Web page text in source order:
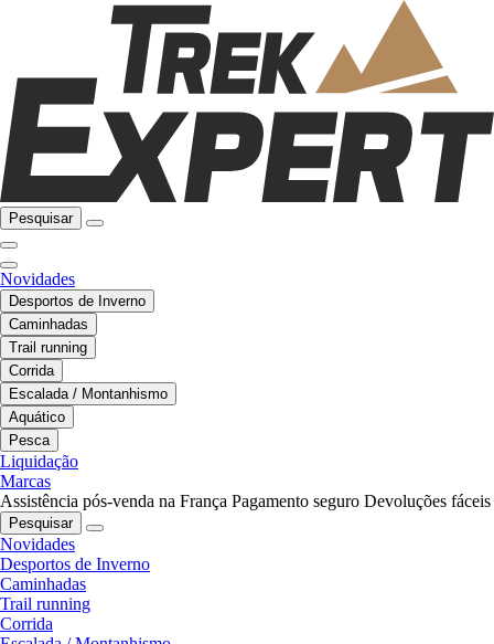
Pesquisar
Novidades
Desportos de Inverno
Caminhadas
Trail running
Corrida
Escalada / Montanhismo
Aquático
Pesca
Liquidação
Marcas
Assistência pós-venda na França Pagamento seguro Devoluções fáceis
Pesquisar
Novidades
Desportos de Inverno
Caminhadas
Trail running
Corrida